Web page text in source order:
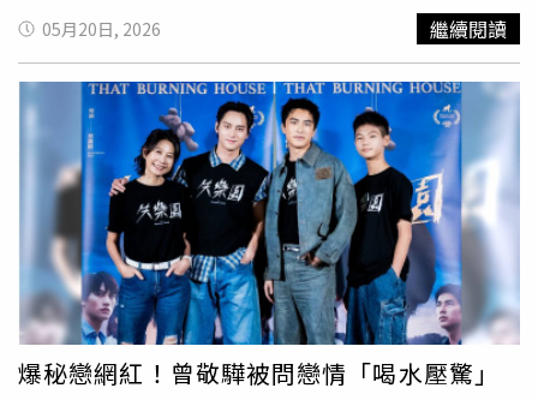
言，自己並非沒有積極求職，而是希望在踏入職場前，能多
花一點時間摸索未來方向，而不是倉促接受任何工作。母親
的熱心反而讓她背負更大的心理壓力，也讓她忍不住好奇，
其他人的父母是否也會因為孩子求職而如此焦慮。文章曝光
後掀起討論，不少網友認為父母只是希望孩子能盡快站穩腳
步，因此才會積極協助；也有人指出，履歷涉及個人隱私及
職涯規劃，即使出發點是善意，仍應尊重當事人的決定，避
免讓原本的關心成了另一種壓力。
在4天內四度交付共180萬元給詐欺車手。而詐團食髓知
味，再度開口要求150萬元，但蘇女積蓄已被榨乾，她這時
驚覺自己遇到詐騙，立刻向警方求助，板橋警分局則組成專
案小組，請蘇女假意配合，與詐團相約20日下午在漢生東路
面交，警方在該處設下埋伏、守株待兔。張姓車手依照約定
現身，接應收水手的陳男也隨後出現，警方立刻上前控制2
人，並查扣智慧型手機2隻和2000元等證物，陳、張則對案
情坦承不諱，訊後被依詐欺罪移送新北地檢署偵辦。
05月20日, 2026 繼續閱讀
爆秘戀網紅！曾敬驊被問戀情「喝水壓驚」